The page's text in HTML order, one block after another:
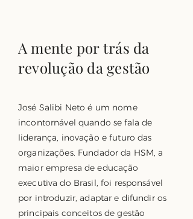
A mente por trás da
revolução da gestão
José Salibi Neto é um nome
incontornável quando se fala de
liderança, inovação e futuro das
organizações. Fundador da HSM, a
maior empresa de educação
executiva do Brasil, foi responsável
por introduzir, adaptar e difundir os
principais conceitos de gestão